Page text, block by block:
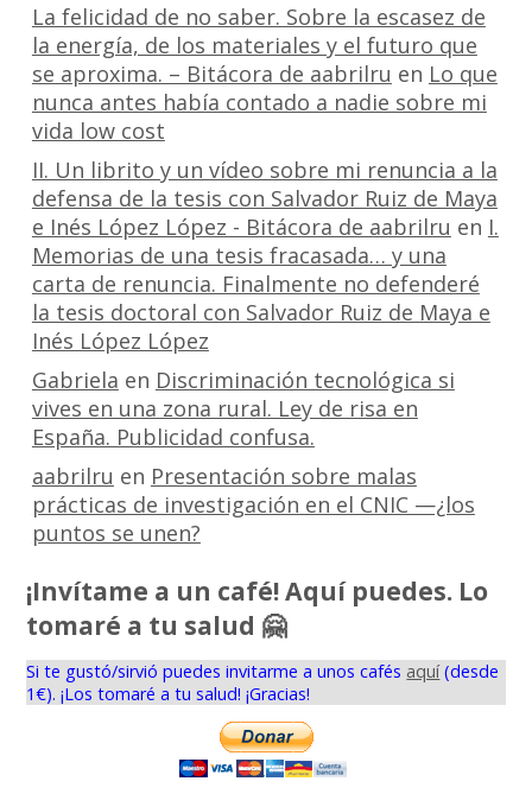
La felicidad de no saber. Sobre la escasez de
la energía, de los materiales y el futuro que
se aproxima. – Bitácora de aabrilru en Lo que
nunca antes había contado a nadie sobre mi
vida low cost
II. Un librito y un vídeo sobre mi renuncia a la
defensa de la tesis con Salvador Ruiz de Maya
e Inés López López - Bitácora de aabrilru en I.
Memorias de una tesis fracasada… y una
carta de renuncia. Finalmente no defenderé
la tesis doctoral con Salvador Ruiz de Maya e
Inés López López
Gabriela en Discriminación tecnológica si
vives en una zona rural. Ley de risa en
España. Publicidad confusa.
aabrilru en Presentación sobre malas
prácticas de investigación en el CNIC —¿los
puntos se unen?
¡Invítame a un café! Aquí puedes. Lo
tomaré a tu salud 🤗
Si te gustó/sirvió puedes invitarme a unos cafés aquí(desde
1€). ¡Los tomaré a tu salud! ¡Gracias!